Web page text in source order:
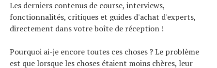
Les derniers contenus de course, interviews,
fonctionnalités, critiques et guides d'achat d'experts,
directement dans votre boîte de réception !
Pourquoi ai-je encore toutes ces choses ? Le problème
est que lorsque les choses étaient moins chères, leur